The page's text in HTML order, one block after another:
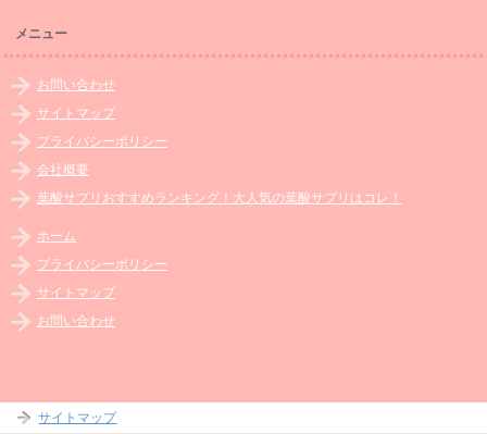
メニュー
お問い合わせ
サイトマップ
プライバシーポリシー
会社概要
葉酸サプリおすすめランキング！大人気の葉酸サプリはコレ！
ホーム
プライバシーポリシー
サイトマップ
お問い合わせ
サイトマップ